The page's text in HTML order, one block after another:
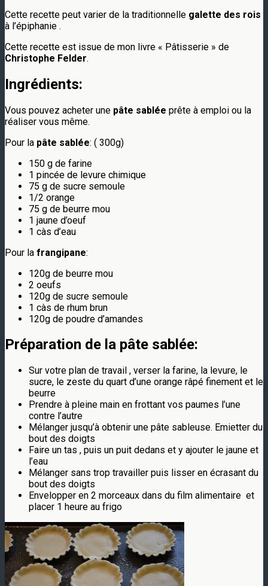
Cette recette peut varier de la traditionnelle galette des rois
à l’épiphanie .
Cette recette est issue de mon livre « Pâtisserie » de
Christophe Felder.
Ingrédients:
Vous pouvez acheter une pâte sablée prête à emploi ou la
réaliser vous même.
Pour la pâte sablée: ( 300g)
150 g de farine
1 pincée de levure chimique
75 g de sucre semoule
1/2 orange
75 g de beurre mou
1 jaune d’oeuf
1 càs d’eau
Pour la frangipane:
120g de beurre mou
2 oeufs
120g de sucre semoule
1 càs de rhum brun
120g de poudre d’amandes
Préparation de la pâte sablée:
Sur votre plan de travail , verser la farine, la levure, le
sucre, le zeste du quart d’une orange râpé finement et le
beurre
Prendre à pleine main en frottant vos paumes l’une
contre l’autre
Mélanger jusqu’à obtenir une pâte sableuse. Emietter du
bout des doigts
Faire un tas , puis un puit dedans et y ajouter le jaune et
l’eau
Mélanger sans trop travailler puis lisser en écrasant du
bout des doigts
Envelopper en 2 morceaux dans du film alimentaire et
placer 1 heure au frigo